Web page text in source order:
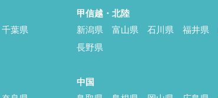
千葉県
甲信越・北陸
新潟県
富山県 石川県 福井県
長野県
中国